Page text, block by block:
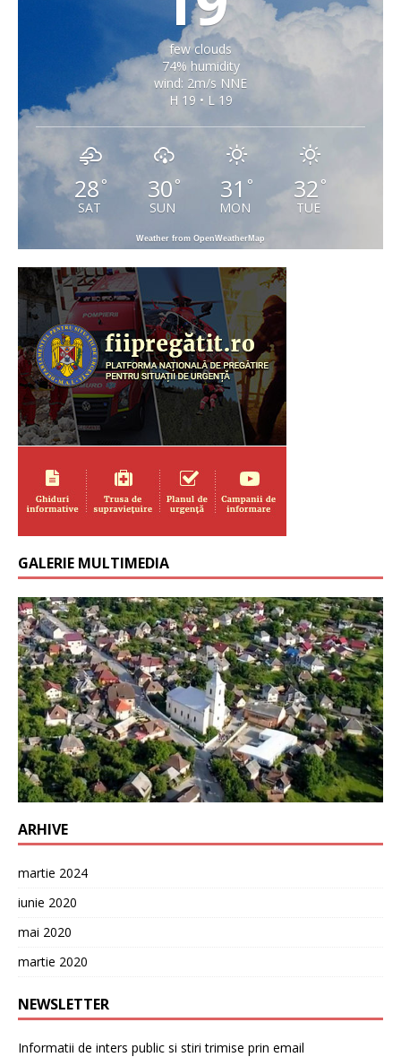
few clouds
74% humidity
wind: 2m/s NNE
H 19 • L 19
28°
SAT
30 °
SUN
31 °
MON
32 °
TUE
Weather from OpenWeatherMap
GALERIE MULTIMEDIA
ARHIVE
martie 2024
iunie 2020
mai 2020
martie 2020
NEWSLETTER
Informatii de inters public si stiri trimise prin email